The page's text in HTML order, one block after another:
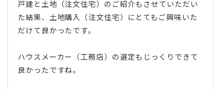
戸建と土地（注文住宅）のご紹介もさせていただい
た結果、土地購入（注文住宅）にとてもご興味いた
だけて良かったです。
ハウスメーカー（工務店）の選定もじっくりできて
良かったですね。